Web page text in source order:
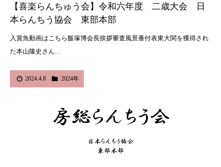
【喜楽らんちゅう会】令和六年度 二歳大会 日
本らんちう協会 東部本部
入賞魚動画はこちら飯塚博会長挨拶審査風景番付表東大関を獲得され
た本山隆史さん…
2024.4.8 2024年